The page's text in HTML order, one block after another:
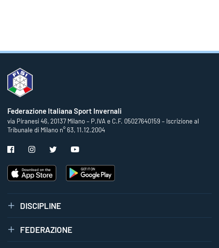
Federazione Italiana Sport Invernali
via Piranesi 46, 20137 Milano – P.IVA e C.F. 05027640159 – Iscrizione al
Tribunale di Milano n° 63, 11.12.2004
DISCIPLINE
FEDERAZIONE